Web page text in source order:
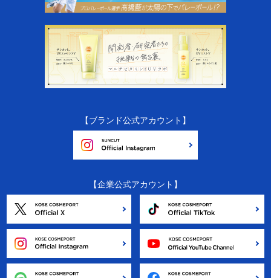
【ブランド公式アカウント】
【企業公式アカウント】